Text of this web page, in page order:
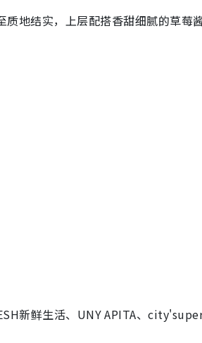
地结实，上层配搭香甜细腻的草莓
新鲜生活、UNY APITA、